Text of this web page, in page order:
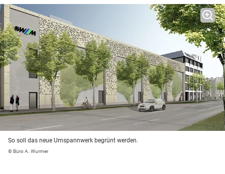
So soll das neue Umspannwerk begrünt werden.
© Büro A. Wurmer